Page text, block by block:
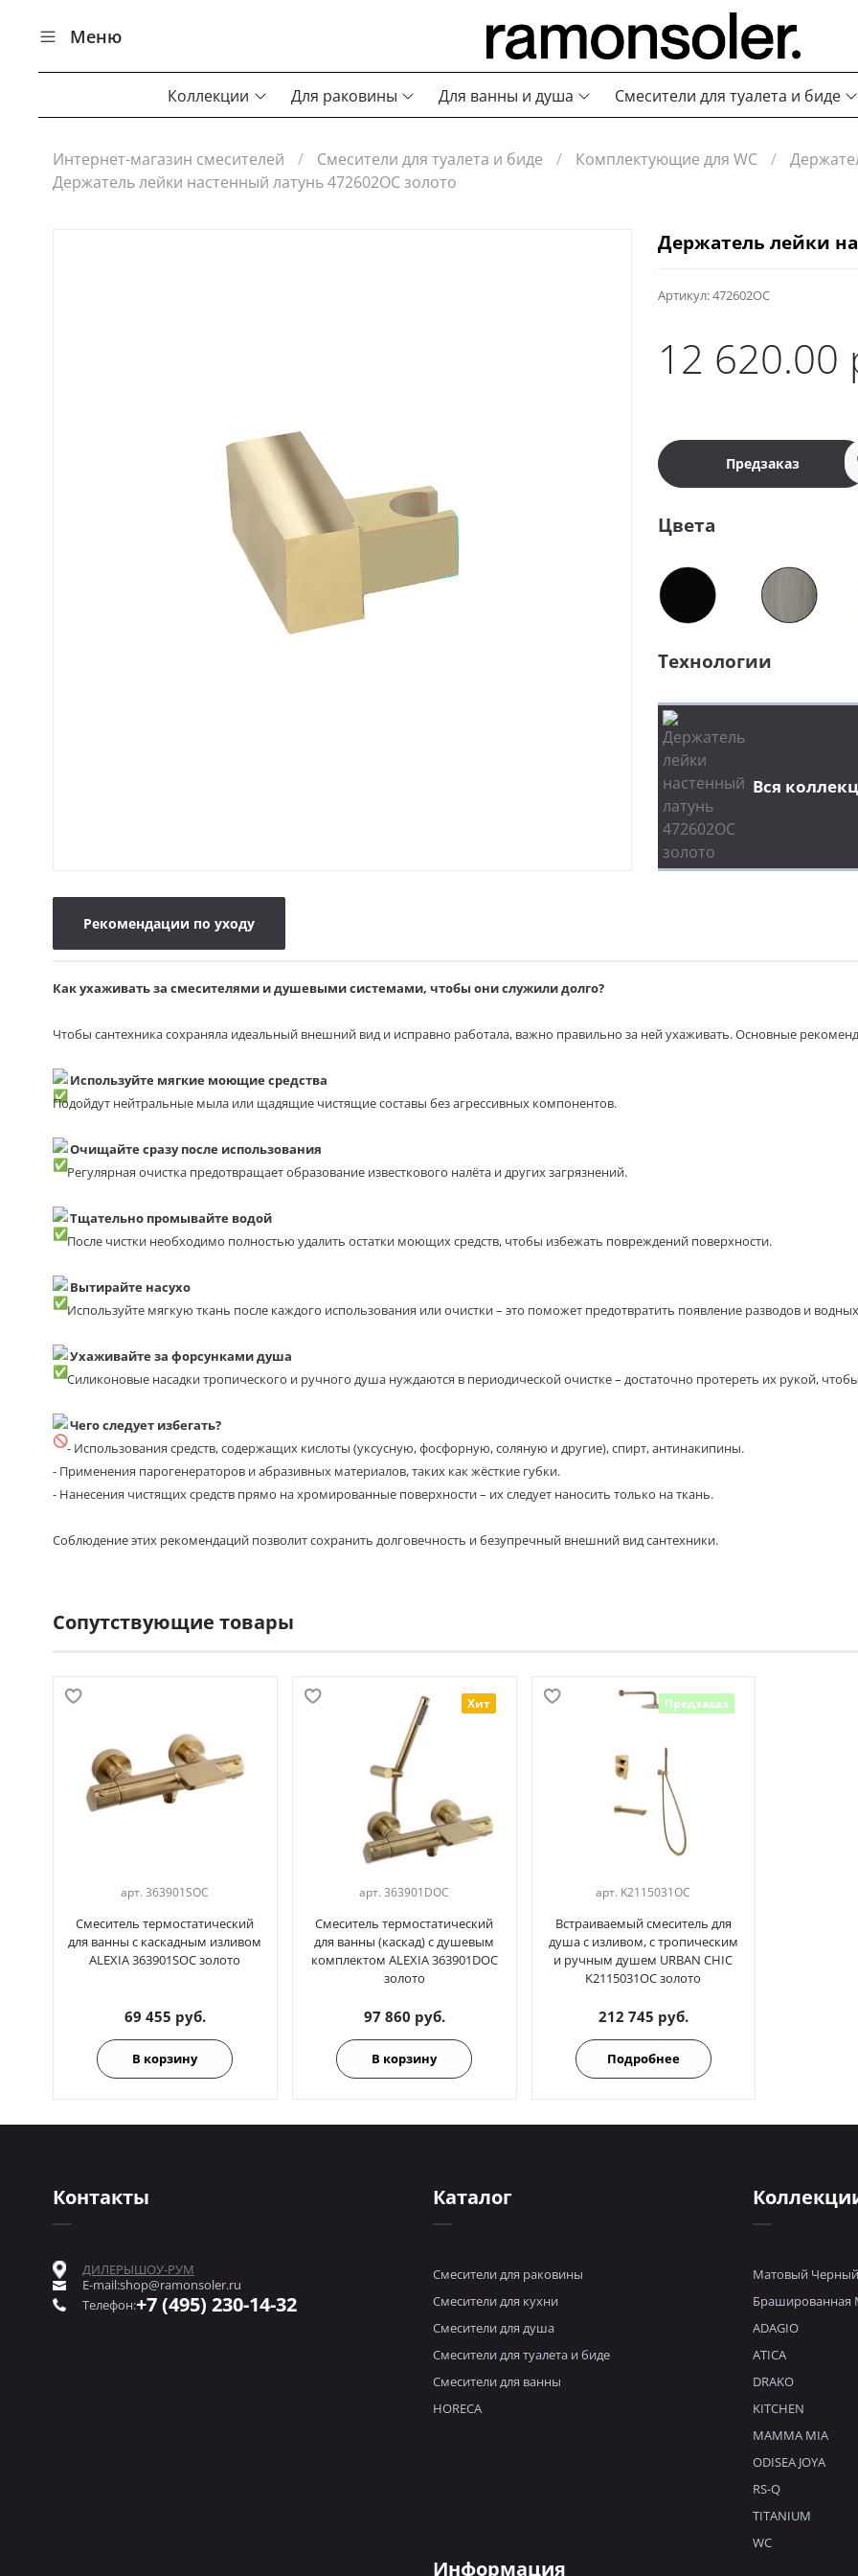
Меню
Коллекции Для раковины Для ванны и душа Смесители для туалета и биде
Интернет-магазин смесителей Смесители для туалета и биде Комплектующие для WC
Держатель лейки настенный латунь 472602OC золото
Артикул:472602OC
Держатель лейки
12 620.00
Предзаказ
Цвета
Технологии
Вся
Рекомендации по уходу
Как ухаживать за смесителями и душевыми системами, чтобы они служили долго?
Чтобы сантехника сохраняла идеальный внешний вид и исправно работала, важно правильно за ней ухаживать. Основные
Используйте мягкие моющие средства
Подойдут нейтральные мыла или щадящие чистящие составы без агрессивных компонентов.
Очищайте сразу после использования
Регулярная очистка предотвращает образование известкового налёта и других загрязнений.
Тщательно промывайте водой
После чистки необходимо полностью удалить остатки моющих средств, чтобы избежать повреждений поверхности.
Вытирайте насухо
Используйте мягкую ткань после каждого использования или очистки – это поможет предотвратить появление разводов и
Ухаживайте за форсунками душа
Силиконовые насадки тропического и ручного душа нуждаются в периодической очистке – достаточно протереть их рукой,
Чего следует избегать?
- Использования средств, содержащих кислоты (уксусную, фосфорную, соляную и другие), спирт, антинакипины.
- Применения парогенераторов и абразивных материалов, таких как жёсткие губки.
- Нанесения чистящих средств прямо на хромированные поверхности – их следует наносить только на ткань.
Соблюдение этих рекомендаций позволит сохранить долговечность и безупречный внешний вид сантехники.
Сопутствующие товары
арт.363901SOC
Смеситель термостатический
для ванны с каскадным изливом
ALEXIA 363901SOC золото
69 455 руб.
В корзину
Хит
арт.363901DOC
Смеситель термостатический
для ванны (каскад) с душевым
комплектом ALEXIA 363901DOC
золото
97 860 руб.
В корзину
Предзаказ
арт. K2115031OC
Встраиваемый смеситель для
душа с изливом, с тропическим
и ручным душем URBAN CHIC
K2115031OC золото
212 745 руб.
Подробнее
Каталог
Смесители для раковины
Смесители для кухни
Смесители для душа
Смесители для туалета и биде
Смесители для ванны
HORECA
Матовый Черный
Брашированная
ADAGIO
ATICA
DRAKO
KITCHEN
MAMMA MIA
ODISEA JOYA
RS-Q
TITANIUM
WC
Информация
Контакты
ДИЛЕРЫШОУ-РУМ
E-mail:shop@ramonsoler.ru
Телефон:+7 (495) 230-14-32